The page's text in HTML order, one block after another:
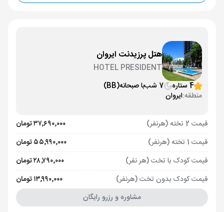
هتل پرزیدنت ایروان
HOTEL PRESIDENT
4 ستاره
7 شب با صبحانه(BB)
منطقه:ایروان
قیمت 2 تخته (هرنفر)
۳۷٬۶۹۰٬۰۰۰ تومان
قیمت 1 تخته (هرنفر)
۵۵٬۹۹۰٬۰۰۰ تومان
قیمت کودک با تخت (هر نفر)
۲۸٬۷۹۰٬۰۰۰ تومان
قیمت کودک بدون تخت (هرنفر)
۱۳٬۹۹۰٬۰۰۰ تومان
مشاوره و رزرو رایگان